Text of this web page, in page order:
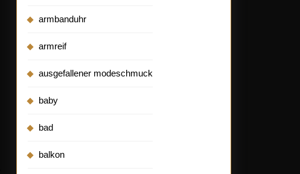
armbanduhr
armreif
ausgefallener modeschmuck
baby
bad
balkon